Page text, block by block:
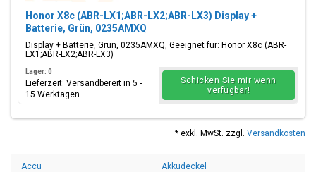
Honor X8c (ABR-LX1;ABR-LX2;ABR-LX3) Display +
Batterie, Grün, 0235AMXQ
Display + Batterie, Grün, 0235AMXQ, Geeignet für: Honor X8c (ABR-
LX1;ABR-LX2;ABR-LX3)
Lager: 0
Lieferzeit: Versandbereit in 5 -
15 Werktagen
Schicken Sie mir wenn
verfügbar!
* exkl. MwSt. zzgl. Versandkosten
Accu
Akkudeckel